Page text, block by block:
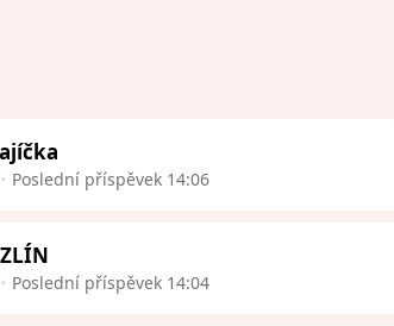
Poslední příspěvek 14:06
Poslední příspěvek 14:04